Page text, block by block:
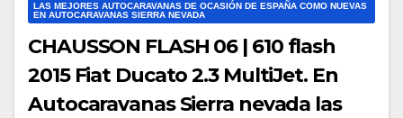
LAS MEJORES AUTOCARAVANAS DE OCASIÓN DE ESPAÑA COMO NUEVAS
EN AUTOCARAVANAS SIERRA NEVADA
CHAUSSON FLASH 06 | 610 flash
2015 Fiat Ducato 2.3 MultiJet. En
Autocaravanas Sierra nevada las